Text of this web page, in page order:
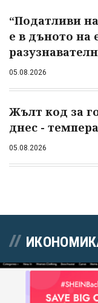
“Податливи
е в дъното на
05.08.2026
Жълт код за
днес -
05.08.2026